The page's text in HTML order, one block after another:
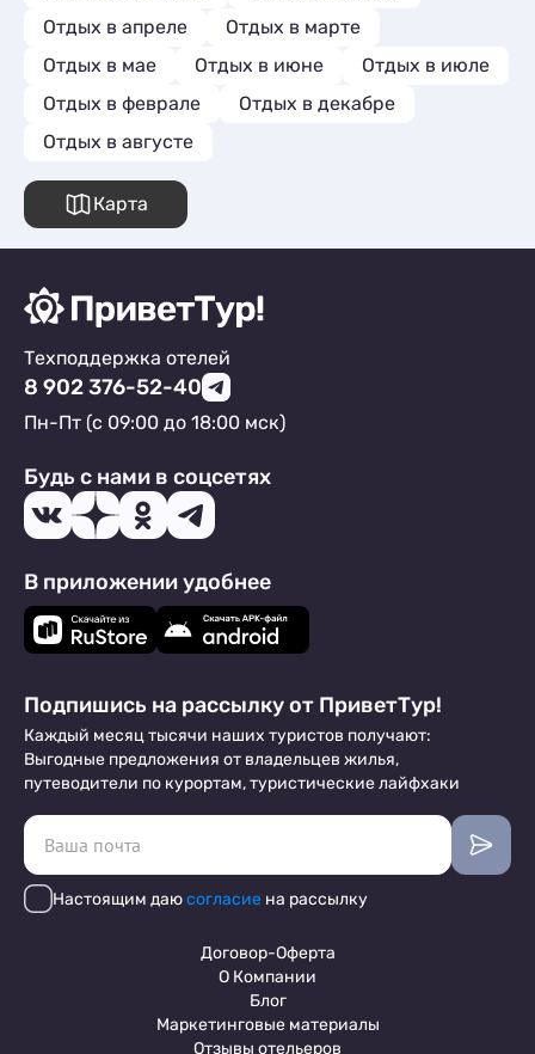
Отдых в апреле
Отдых в марте
Отдых в мае
Отдых в июне
Отдых в июле
Отдых в феврале
Отдых в декабре
Отдых в августе
Карта
Техподдержка отелей
8 902 376-52-40
Пн-Пт (с 09:00 до 18:00 мск)
Будь с нами в соцсетях
В приложении удобнее
Подпишись на рассылку от ПриветТур!
Каждый месяц тысячи наших туристов получают:
Выгодные предложения от владельцев жилья,
путеводители по курортам, туристические лайфхаки
Настоящим даюсогласие на рассылку
Договор-Оферта
О Компании
Блог
Маркетинговые материалы
Отзывы отельеров